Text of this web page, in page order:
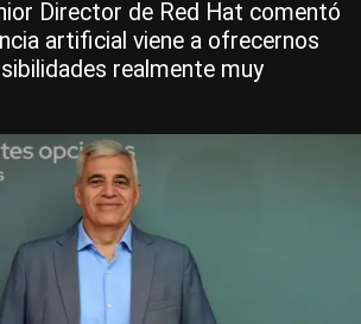
Director de Red Hat comentó
artificial viene a ofrecernos
realmente muy